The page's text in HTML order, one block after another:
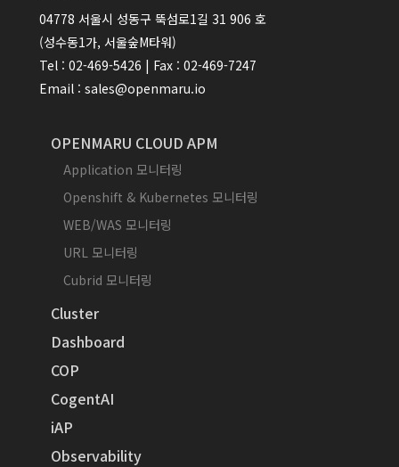
04778 서울시 성동구 뚝섬로1길 31 906 호
(성수동1가, 서울숲M타워)
Tel : 02-469-5426 | Fax : 02-469-7247
Email : sales@openmaru.io
OPENMARU CLOUD APM
Application 모니터링
Openshift & Kubernetes 모니터링
WEB/WAS 모니터링
URL 모니터링
Cubrid 모니터링
Cluster
Dashboard
COP
CogentAI
iAP
Observability